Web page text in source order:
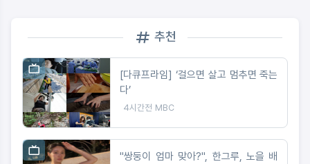
추천
[다큐프라임] ‘걸으면 살고 멈추면 죽는
다’
4시간전 MBC
"쌍둥이 엄마 맞아?", 한그루, 노을 배